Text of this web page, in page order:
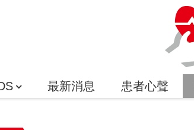
最新消息 患者心聲